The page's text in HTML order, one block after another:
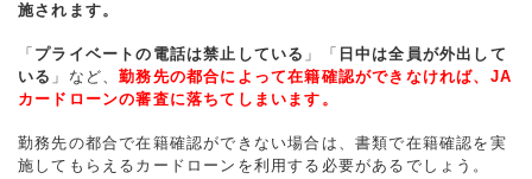
施されます。
「 プライベートの電話は禁止している 」「 日中は全員が外出して
いる 」など、勤務先の都合によって在籍確認ができなければ、JA
カードローンの審査に落ちてしまいます。
勤務先の都合で在籍確認ができない場合は、書類で在籍確認を実
施してもらえるカードローンを利用する必要があるでしょう。